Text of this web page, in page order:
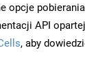
opcje
API
, aby